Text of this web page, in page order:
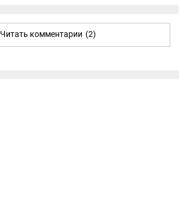
Читать комментарии (2)